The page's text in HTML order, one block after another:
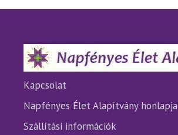
A
termékoldalon
választhatók
ki
Kapcsolat
Napfényes Élet Alapítvány honlapja
Szállítási információk